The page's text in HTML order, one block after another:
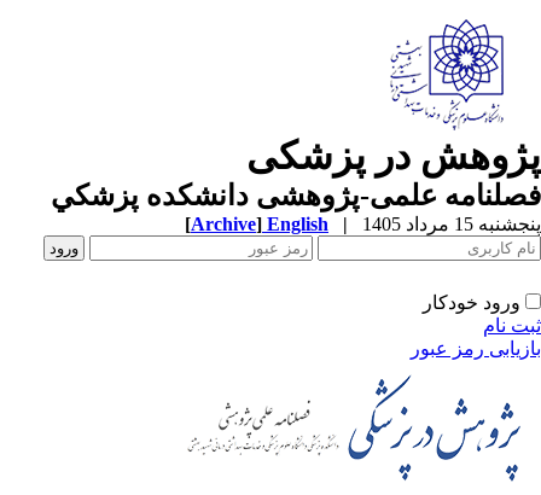
در پزشکی
علمی-پژوهشی دانشکده پزشکي
15 مرداد 1405 |
English
[Archive]
ورود خودکار
نام
رمز عبور